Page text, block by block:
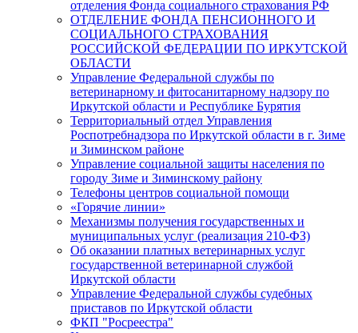
отделения Фонда социального страхования РФ
ОТДЕЛЕНИЕ ФОНДА ПЕНСИОННОГО И
СОЦИАЛЬНОГО СТРАХОВАНИЯ
РОССИЙСКОЙ ФЕДЕРАЦИИ ПО ИРКУТСКОЙ
ОБЛАСТИ
Управление Федеральной службы по
ветеринарному и фитосанитарному надзору по
Иркутской области и Республике Бурятия
Территориальный отдел Управления
Роспотребнадзора по Иркутской области в г. Зиме
и Зиминском районе
Управление социальной защиты населения по
городу Зиме и Зиминскому району
Телефоны центров социальной помощи
«Горячие линии»
Механизмы получения государственных и
муниципальных услуг (реализация 210-ФЗ)
Об оказании платных ветеринарных услуг
государственной ветеринарной службой
Иркутской области
Управление Федеральной службы судебных
приставов по Иркутской области
ФКП "Росреестра"